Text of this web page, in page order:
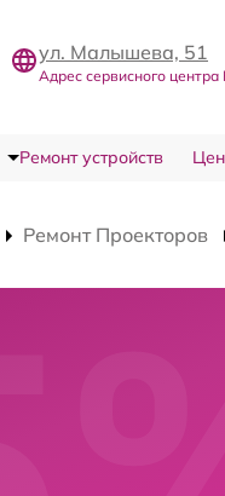
ул. Малышева, 51
Адрес сервисного центра
Ремонт устройств
Ремонт Проекторов